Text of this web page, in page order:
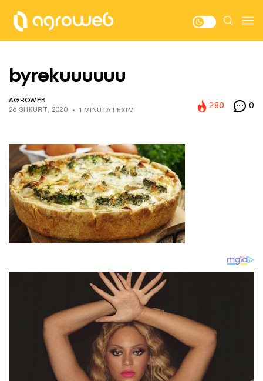
byrekuuuuuu
AGROWEB
26 SHKURT, 2020
1 MINUTA LEXIM
280 0